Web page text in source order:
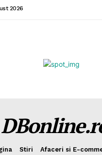
2026
Stiri Afaceri si E-